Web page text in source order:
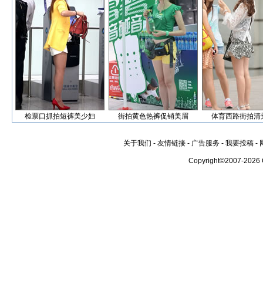
检票口抓拍短裤美少妇 街拍黄色热裤促销美眉 体育西路街拍清
关于我们 - 友情链接 - 广告服务 - 我要投稿 -
Copyright©2007-2026